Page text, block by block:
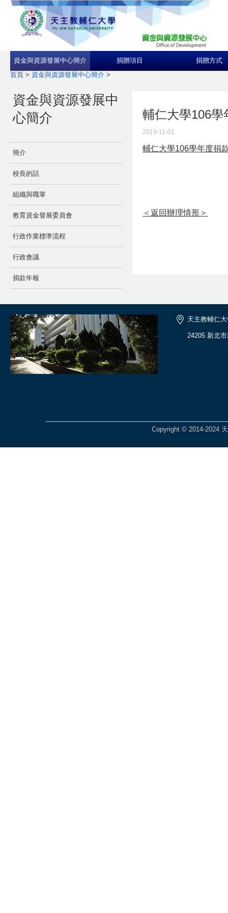
資金與資源發展中心簡介 捐贈項目 捐贈方式
首頁 > 資金與資源發展中心簡介 >
資金與資源發展中
心簡介
簡介
校長的話
組織與職掌
教育資金發展委員會
行政作業標準流程
行政會議
捐款年報
輔仁大學106學
2019-11-01
輔仁大學106學年度捐
＜返回辦理情形＞
天主教輔仁
24205 新北
Copyright © 2014-2024